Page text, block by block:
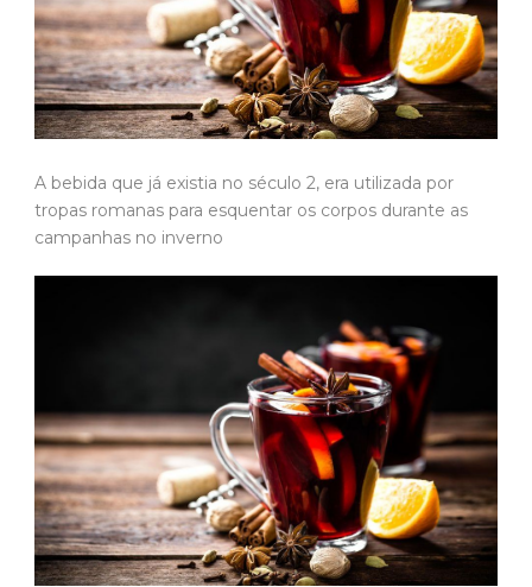
A bebida que já existia no século 2, era utilizada por
tropas romanas para esquentar os corpos durante as
campanhas no inverno